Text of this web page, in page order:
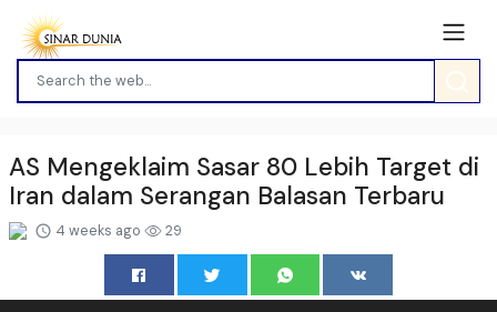
AS Mengeklaim Sasar 80 Lebih Target di
Iran dalam Serangan Balasan Terbaru
4 weeks ago 29